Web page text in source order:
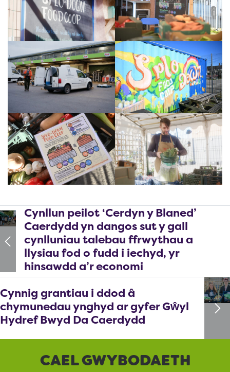
Cynllun peilot ‘Cerdyn y Blaned’
Caerdydd yn dangos sut y gall
cynlluniau talebau ffrwythau a
llysiau fod o fudd i iechyd, yr
hinsawdd a’r economi
Cynnig grantiau i ddod â
chymunedau ynghyd ar gyfer Gŵyl
Hydref Bwyd Da Caerdydd
CAEL GWYBODAETH